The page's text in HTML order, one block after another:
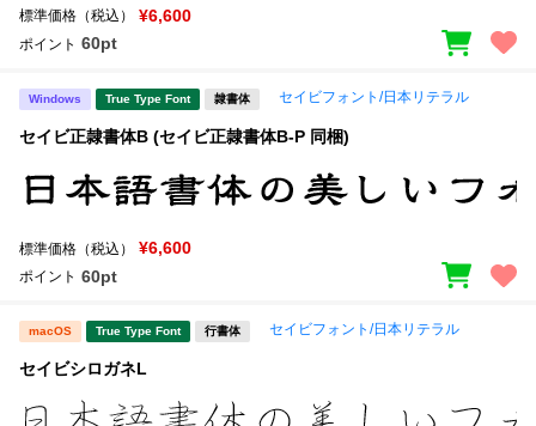
標準価格（税込） ¥6,600
ポイント 60pt
Windows True Type Font 隷書体 セイビフォント/日本リテラル
セイビ正隷書体B (セイビ正隷書体B-P 同梱)
標準価格（税込） ¥6,600
ポイント 60pt
macOS True Type Font 行書体 セイビフォント/日本リテラル
セイビシロガネL